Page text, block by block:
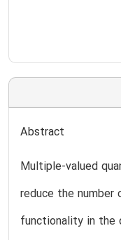
Abstract
Multiple-valued
reduce the number
functionality in the